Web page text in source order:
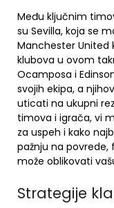
Među ključnim
su Sevilla, koja se
Manchester United
klubova u ovom
Ocamposa i
svojih ekipa, a
uticati na ukupni
timova i igrača, vi
za uspeh i kako
pažnju na
može oblikovati
Strategije